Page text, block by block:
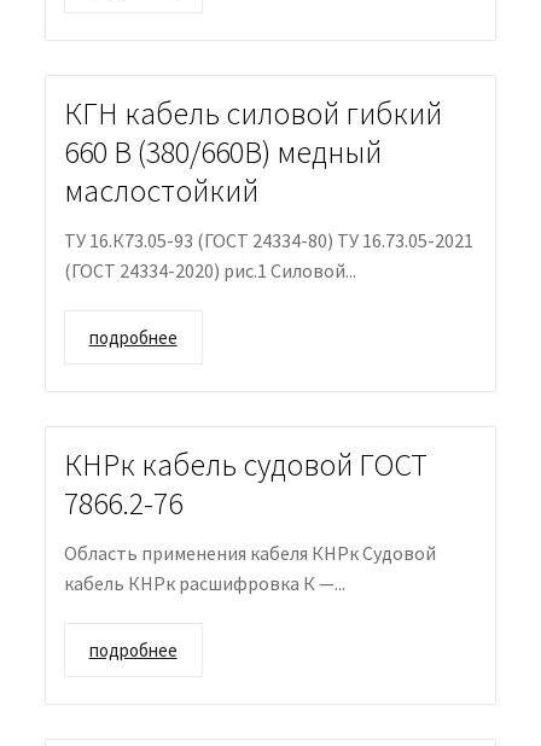
КГН кабель силовой гибкий
660 В (380/660В) медный
маслостойкий
ТУ 16.К73.05-93 (ГОСТ 24334-80) ТУ 16.73.05-2021
(ГОСТ 24334-2020) рис.1 Силовой...
подробнее
КНРк кабель судовой ГОСТ
7866.2-76
Область применения кабеля КНРк Судовой
кабель КНРк расшифровка К —...
подробнее